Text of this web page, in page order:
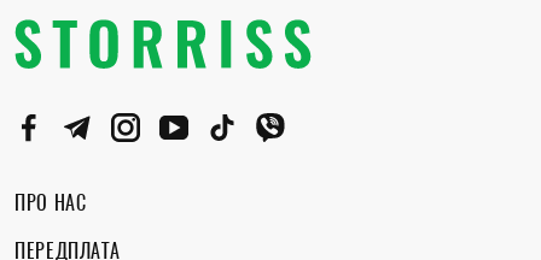
ПРО НАС
ПЕРЕДПЛАТА